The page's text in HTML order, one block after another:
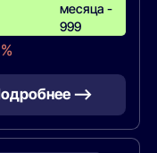
месяца -
999
—>